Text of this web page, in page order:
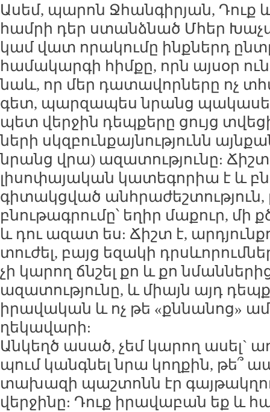
Ա­սեմ, պա­րոն Ջհան­գի­րյան, Դուք
համ­րի դեր ստանձ­նած Մհեր
կամ վատ ո­րա­կու­մը ինք­ներդ
հա­մա­կար­գի հիմ­քը, որն այ­սօր
նաև, որ մեր դա­տա­վոր­նե­րը ոչ
գետ, պար­զա­պես նրանց
պետ վեր­ջին դեպ­քե­րը ցույց
նե­րի սկզ­բուն­քայ­նու­թյունն
նրանց վրա) ա­զա­տու­թյու­նը:
լի­սո­փա­յա­կան կա­տե­գո­րիա է և
գի­տակց­ված անհ­րա­ժեշ­տու­թյուն,
բնու­թագ­րու­մը՝ ե­ղիր մա­քուր, մի
և դու ա­զատ ես: Ճիշտ է,
տու­ժել, բայց ե­զա­կի
չի կա­րող ճն­շել քո և քո
ա­զա­տու­թյու­նը, և միայն այդ
ի­րա­վա­կան և ոչ թե «քն­նա­նոց»
ղե­կա­վա­րի:
Ան­կեղծ ա­սած, չեմ կա­րող ա­սել`
պում կանգ­նել նրա կող­քին,
տա­խա­զի պաշ­տոնն էր
վեր­ջի­նը: Դուք ի­րա­վա­բան եք և